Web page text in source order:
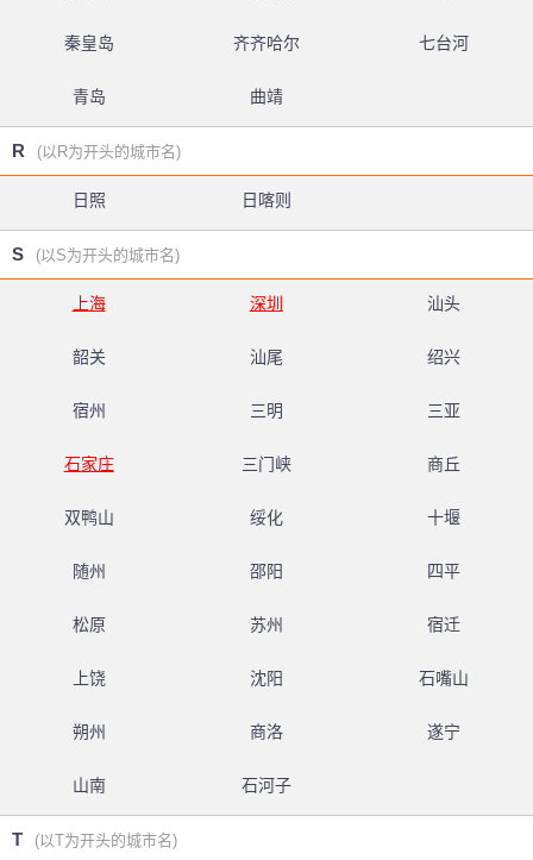
秦皇岛 齐齐哈尔 七台河
青岛 曲靖
R (以R为开头的城市名)
日照 日喀则
S (以S为开头的城市名)
上海 深圳 汕头
韶关 汕尾 绍兴
宿州 三明 三亚
石家庄 三门峡 商丘
双鸭山 绥化 十堰
随州 邵阳 四平
松原 苏州 宿迁
上饶 沈阳 石嘴山
朔州 商洛 遂宁
山南 石河子
T (以T为开头的城市名)